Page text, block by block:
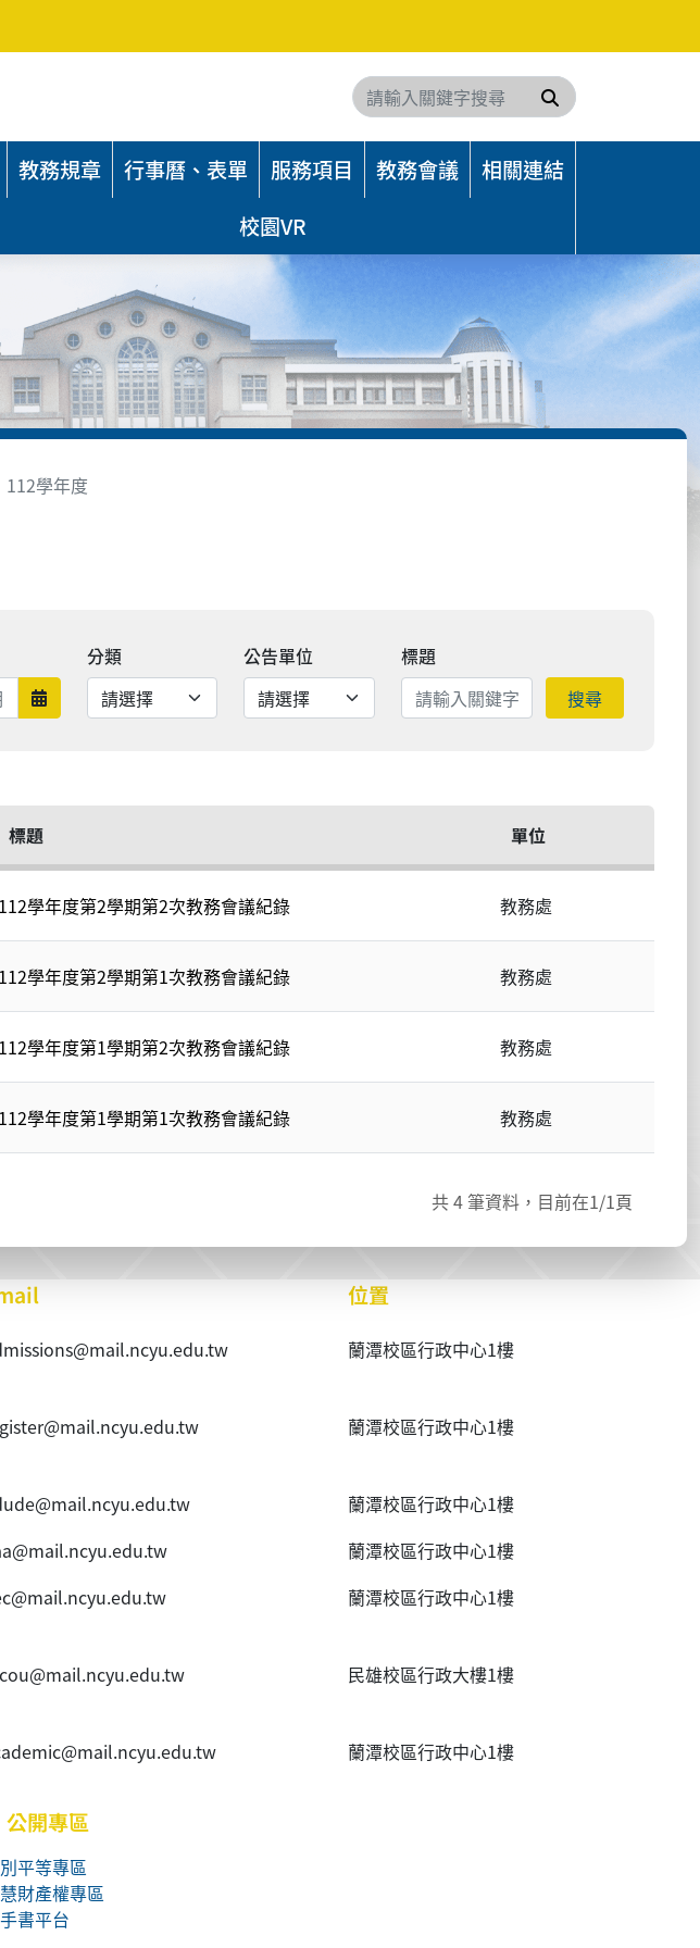
搜尋
教務規章 行事曆、表單 服務項目 教務會議
相關連結
校園VR
112學年度
日期範圍結束
分類 公告單位
標題
搜尋
標題 單位
112學年度第2學期第2次教務會議紀錄 教務處
112學年度第2學期第1次教務會議紀錄 教務處
112學年度第1學期第2次教務會議紀錄 教務處
112學年度第1學期第1次教務會議紀錄 教務處
共4 筆資料，目前在1/1頁
位置
蘭潭校區行政中心1樓
蘭潭校區行政中心1樓
蘭潭校區行政中心1樓
蘭潭校區行政中心1樓
蘭潭校區行政中心1樓
民雄校區行政大樓1樓
蘭潭校區行政中心1樓
公開專區
平等專區
財產權專區
書平台